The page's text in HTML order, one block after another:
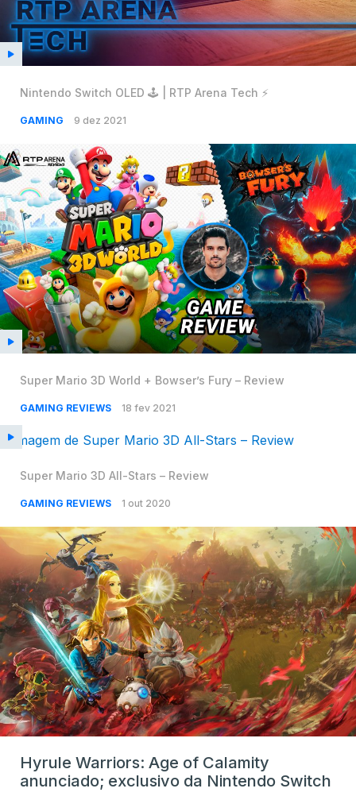
Nintendo Switch OLED 🕹 | RTP Arena Tech ⚡
GAMING 9 dez 2021
Super Mario 3D World + Bowser’s Fury – Review
GAMING REVIEWS 18 fev 2021
Super Mario 3D All-Stars – Review
GAMING REVIEWS 1 out 2020
Hyrule Warriors: Age of Calamity
anunciado; exclusivo da Nintendo Switch